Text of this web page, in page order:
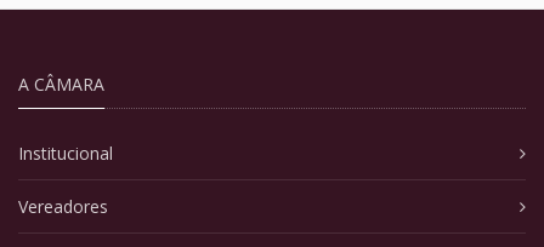
A CÂMARA
Institucional
Vereadores